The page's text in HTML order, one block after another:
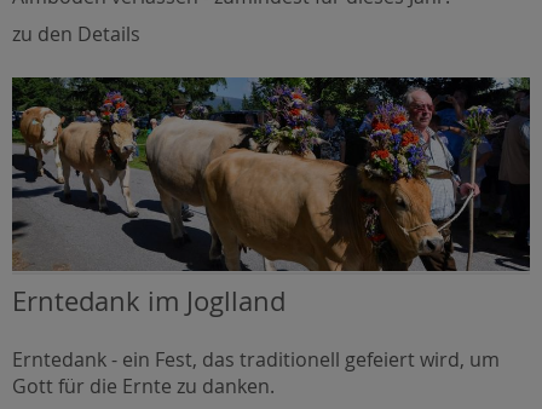
zu den Details
Erntedank im Joglland
Erntedank - ein Fest, das traditionell gefeiert wird, um
Gott für die Ernte zu danken.